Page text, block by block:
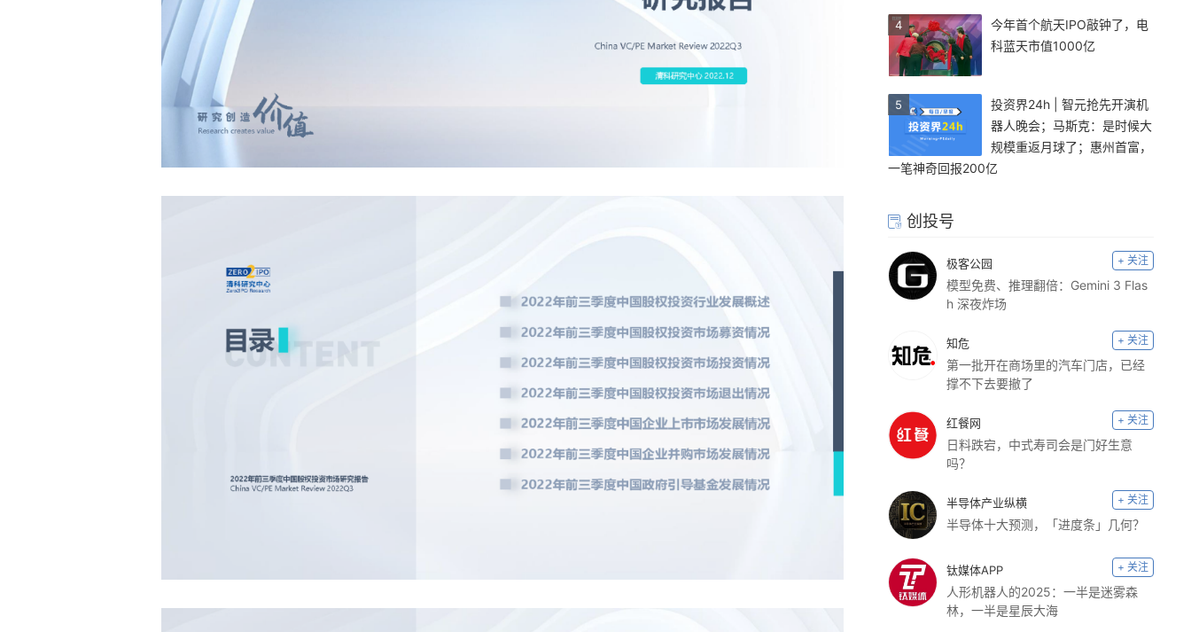
4
今年首个航天IPO敲钟了，电
科蓝天市值1000亿
5
投资界24h | 智元抢先开演机
器人晚会；马斯克：是时候大
规模重返月球了；惠州首富，
一笔神奇回报200亿
创投号
极客公园 + 关注
模型免费、推理翻倍：Gemini 3 Flas
h 深夜炸场
知危 + 关注
第一批开在商场里的汽车门店，已经
撑不下去要撤了
红餐网 + 关注
日料跌宕，中式寿司会是门好生意
吗？
半导体产业纵横 + 关注
半导体十大预测，「进度条」几何？
钛媒体APP + 关注
人形机器人的2025：一半是迷雾森
林，一半是星辰大海